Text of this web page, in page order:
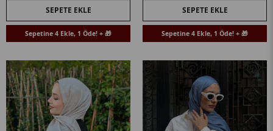
SEPETE EKLE
Sepetine 4 Ekle, 1 Öde! + 🎁
SEPETE EKLE
Sepetine 4 Ekle, 1 Öde! + 🎁